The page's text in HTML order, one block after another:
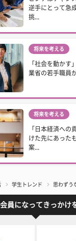
逆手にとって急
挑...
将来を考える
「社会を動かす
業省の若手職員
将来を考える
「日本経済への
けた先にあった
案...
学生トレンド 思わずう
員になってきっかけ